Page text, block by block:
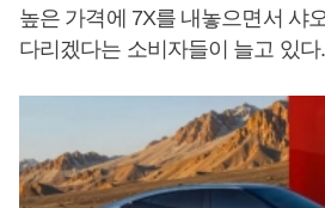
높은 가격에 7X를 내놓으면서 샤
다리겠다는 소비자들이 늘고 있다.